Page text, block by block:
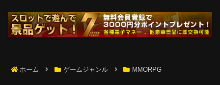
ホーム ゲームジャンル MMORPG